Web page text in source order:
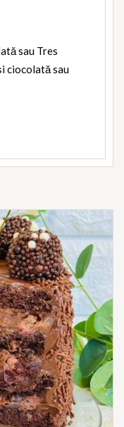
sau Tres
ciocolată sau